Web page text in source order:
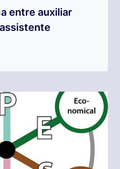
entre auxiliar